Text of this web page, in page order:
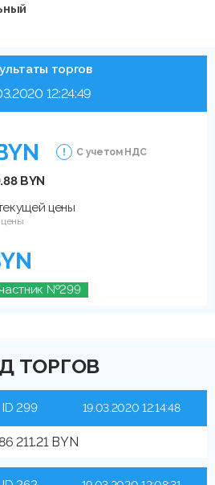
торгов
12:24:49
С учетом НДС
BYN
цены
№299
ТОРГОВ
299
211.21 BYN
19.03.2020 12:14:48